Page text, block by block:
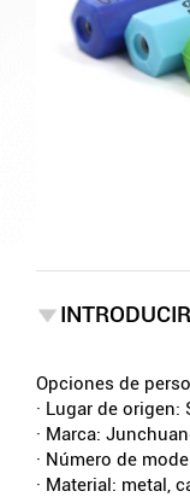
INTRODUCIR
Opciones de
· Lugar de
· Marca:
· Número de
· Material: metal,